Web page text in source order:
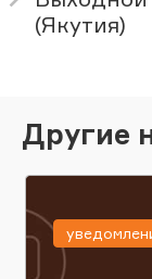
(Якутия)
Другие